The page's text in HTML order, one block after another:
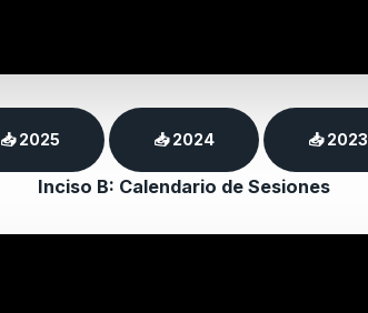
📥 2025 📥 2024 📥 2023
Inciso B: Calendario de Sesiones